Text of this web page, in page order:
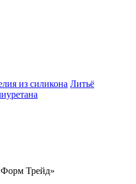
из силикона Литьё
Трейд»